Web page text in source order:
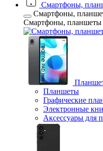
Смартфоны,
Смартфоны,
Смартфоны, планшеты
Планшеты
Графические
Электронные
Аксессуары для